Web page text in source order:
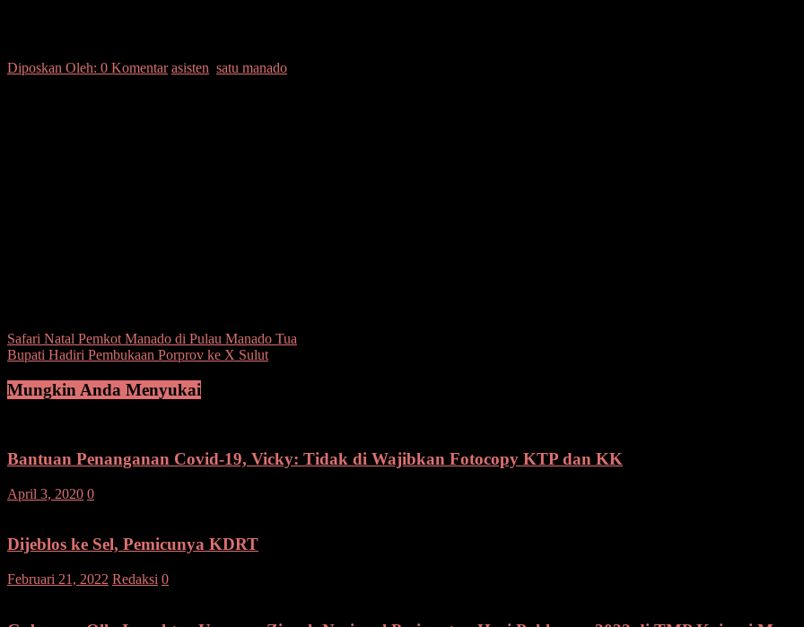
Diposkan Oleh: 0 Komentar asisten satu manado
Navigasi
pos
Safari Natal Pemkot Manado di Pulau Manado Tua
Bupati Hadiri Pembukaan Porprov ke X Sulut
Mungkin Anda Menyukai
Bantuan Penanganan Covid-19, Vicky: Tidak di Wajibkan Fotocopy KTP dan KK
April 3, 2020 0
Dijeblos ke Sel, Pemicunya KDRT
Februari 21, 2022 Redaksi 0